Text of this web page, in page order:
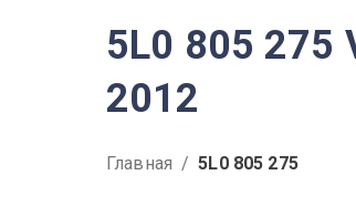
5L0 805 275
2012
Главная / 5L0 805 275